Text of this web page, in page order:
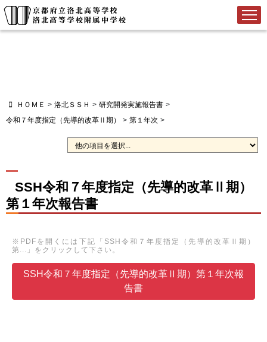
ＨＯＭＥ > 洛北ＳＳＨ > 研究開発実施報告書 >
令和７年度指定（先導的改革Ⅱ期）
> 第１年次 >
SSH令和７年度指定（先導的改革Ⅱ期）
第１年次報告書
※PDFを開くには下記「SSH令和７年度指定（先導的改革Ⅱ期）
第...」をクリックして下さい。
SSH令和７年度指定（先導的改革Ⅱ期）第１年次報
告書